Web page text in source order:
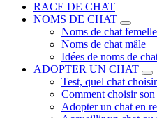
RACE DE CHAT
NOMS DE CHAT
Noms de chat femelle
Noms de chat mâle
Idées de noms de
ADOPTER UN CHAT
Test, quel chat
Comment choisir son
Adopter un chat en